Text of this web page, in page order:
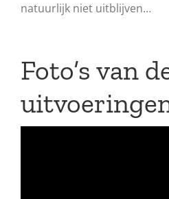
natuurlijk niet uitblijven…
Foto’s van